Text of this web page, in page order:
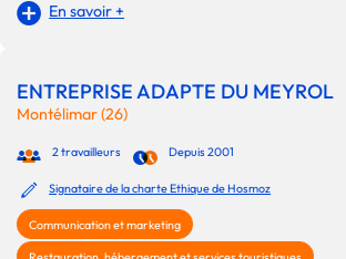
En savoir +
ENTREPRISE ADAPTE DU MEYROL
Montélimar (26)
2 travailleurs Depuis 2001
Signataire de la charte Ethique de Hosmoz
Communication et marketing